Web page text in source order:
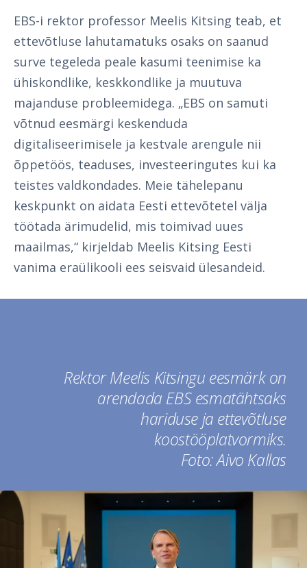
EBS-i rektor professor Meelis Kitsing teab, et
ettevõtluse lahutamatuks osaks on saanud
surve tegeleda peale kasumi teenimise ka
ühiskondlike, keskkondlike ja muutuva
majanduse probleemidega. „EBS on samuti
võtnud eesmärgi keskenduda
digitaliseerimisele ja kestvale arengule nii
õppetöös, teaduses, investeeringutes kui ka
teistes valdkondades. Meie tähelepanu
keskpunkt on aidata Eesti ettevõtetel välja
töötada ärimudelid, mis toimivad uues
maailmas,“ kirjeldab Meelis Kitsing Eesti
vanima eraülikooli ees seisvaid ülesandeid.
Rektor Meelis Kitsingu eesmärk on
arendada EBS esmatähtsaks
hariduse ja ettevõtluse
koostööplatvormiks.
Foto: Aivo Kallas